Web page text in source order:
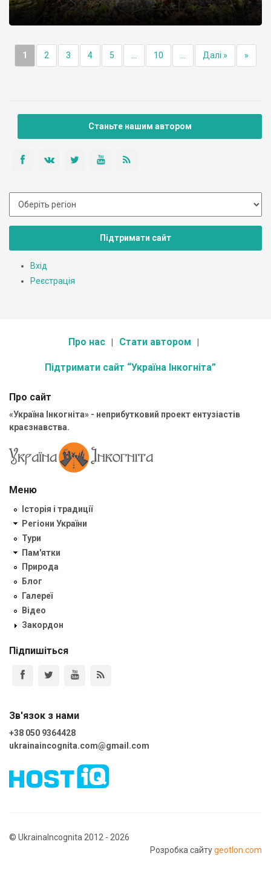
1 2 3 4 5 10 Далі » »
Станьте нашим автором
Підтримати сайт
Вхід
Реєстрація
Про нас Стати автором
Підтримати сайт “Україна Інкогніта”
Про сайт
«Україна Інкогніта» - неприбутковий проект ентузіастів
краєзнавства.
Меню
Історія і традиції
Регіони України
Тури
Пам'ятки
Природа
Блог
Галереї
Відео
Закордон
Підпишіться
Зв'язок з нами
+38 050 9364428
ukrainaincognita.com@gmail.com
© UkrainaIncognita 2012 - 2026
Розробка сайтуgeotlon.com